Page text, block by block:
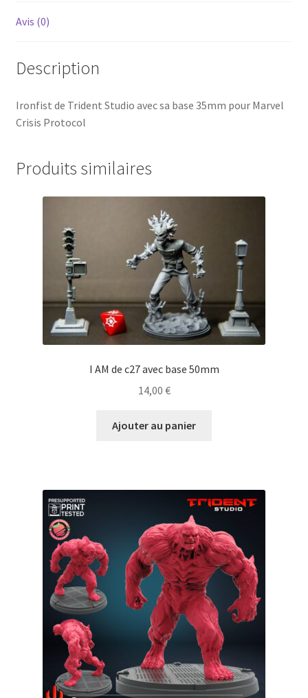
Avis (0)
Description
Ironfist de Trident Studio avec sa base 35mm pour Marvel
Crisis Protocol
Produits similaires
I AM de c27 avec base 50mm
14,00 €
Ajouter au panier